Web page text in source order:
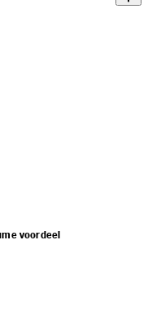
voordeel